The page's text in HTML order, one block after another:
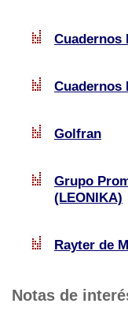
Cuadernos
Cuadernos
Golfran
Grupo
(LEONIKA)
Rayter de
Notas de